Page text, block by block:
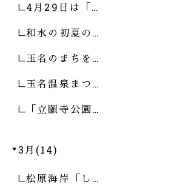
4月29日は「…
和水の初夏の…
玉名のまちを…
玉名温泉まつ…
「立願寺公園…
3月(14)
松原海岸「し…